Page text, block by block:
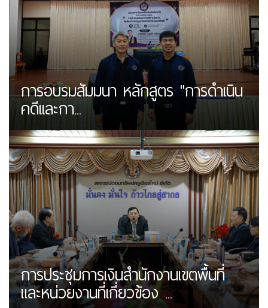
การอบรมสัมมนา หลักสูตร "การดำเนิน
คดีเเละกา...
การประชุมการเงินสำนักงานเขตพื้นที่
และหน่วยงานที่เกี่ยวข้อง ...